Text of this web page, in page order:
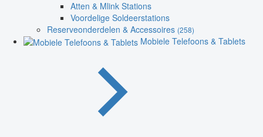
Atten & Mlink Stations
Voordelige Soldeerstations
Reserveonderdelen & Accessoires (258)
Mobiele Telefoons & Tablets